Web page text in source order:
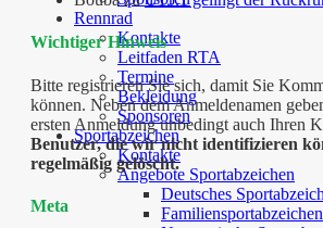
Rennrad
Kontakte
Leitfaden RTA
Termine
Bekleidung
Sponsoren
Sportabzeichen
Kontakte
Angebote Sportabzeichen
Deutsches
Familiensportabzeichen
Wichtiger Hinweis
Bitte registrieren Sie sich, damit Sie
können. Neben dem Anmeldenamen
ersten Anmeldung unbedingt auch Ihren
Benutzer, die wir nicht identifizieren
regelmäßig gelöscht.
Meta